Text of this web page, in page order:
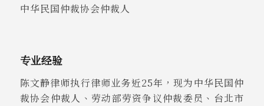
中华民国仲裁协会仲裁人
专业经验
陈文静律师执行律师业务近25年，现为中华民国仲
裁协会仲裁人、劳动部劳资争议仲裁委员、台北市